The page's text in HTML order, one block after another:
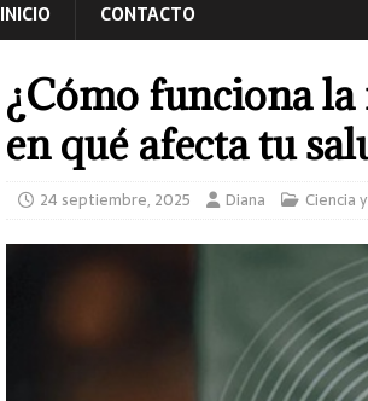
INICIO CONTACTO
¿Cómo funciona
en qué afecta tu
24 septiembre, 2025 Diana Ciencia